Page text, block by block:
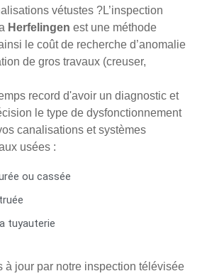
vétustes ?L’inspection
Herfelingen est une méthode
le coût de recherche d’anomalie
de gros travaux (creuser,
record d'avoir un diagnostic et
le type de dysfonctionnement
canalisations et systèmes
usées :
ou cassée
tuyauterie
à jour par notre inspection télévisée